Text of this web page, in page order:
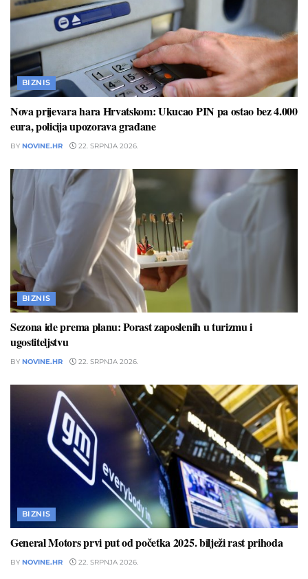
BIZNIS
Nova prijevara hara Hrvatskom: Ukucao PIN pa ostao bez 4.000
eura, policija upozorava građane
BY NOVINE.HR 22. SRPNJA 2026.
BIZNIS
Sezona ide prema planu: Porast zaposlenih u turizmu i
ugostiteljstvu
BY NOVINE.HR 22. SRPNJA 2026.
BIZNIS
General Motors prvi put od početka 2025. bilježi rast prihoda
BY NOVINE.HR 22. SRPNJA 2026.